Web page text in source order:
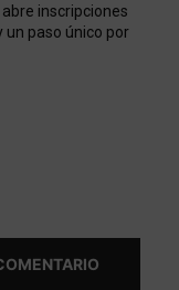
inscripciones
un paso único por